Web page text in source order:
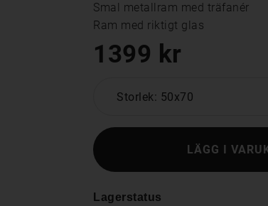
Smal metallram med träfanér
Ram med riktigt glas
1399 kr
Storlek: 50x70
LÄGG I
Lagerstatus